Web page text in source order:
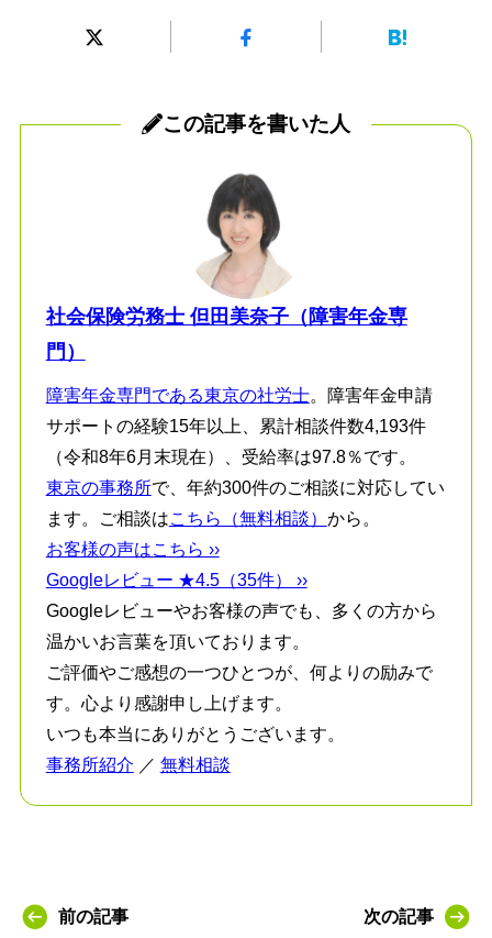
この記事を書いた人
社会保険労務士 但田美奈子（障害年金専
門）
障害年金専門である東京の社労士。障害年金申請
サポートの経験15年以上、累計相談件数4,193件
（令和8年6月末現在）、受給率は97.8％です。
東京の事務所で、年約300件のご相談に対応してい
ます。ご相談はこちら（無料相談） から。
お客様の声はこちら ››
Googleレビュー ★4.5（35件） ››
Googleレビューやお客様の声でも、多くの方から
温かいお言葉を頂いております。
ご評価やご感想の一つひとつが、何よりの励みで
す。心より感謝申し上げます。
いつも本当にありがとうございます。
事務所紹介 ／ 無料相談
前の記事 次の記事